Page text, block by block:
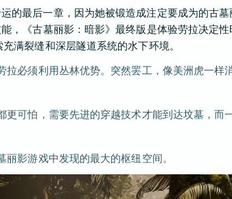
的最后一章，因为她被锻造成注定要成为的古
，《古墓丽影：暗影》最终版是体验劳拉决定
满裂缝和深层隧道系统的水下环境。
拉必须利用丛林优势。突然罢工，像美洲虎一样
更可怕，需要先进的穿越技术才能到达坟墓，而
影游戏中发现的最大的枢纽空间。